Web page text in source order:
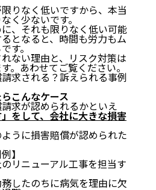
りなく低いですから、本当
く少ないです。
、それも限りなく低い可能
となると、時間も労力もム
す。
ない理由と、リスク対策は
。あわせてご覧ください。
求される？訴えられる事例
こんなケース
求が認められるかといえ
をして、会社に大きな損害
うに損害賠償が認められた
】
リニューアル工事を担当す
したのちに病気を理由に欠
法なこと」と「違法じゃない
行サービスを利用することは違
が「非弁行為」をすれば違法
は交渉をしても「違法」じゃな
との提携・監修があったら違法
行サービスについて実際にあっ